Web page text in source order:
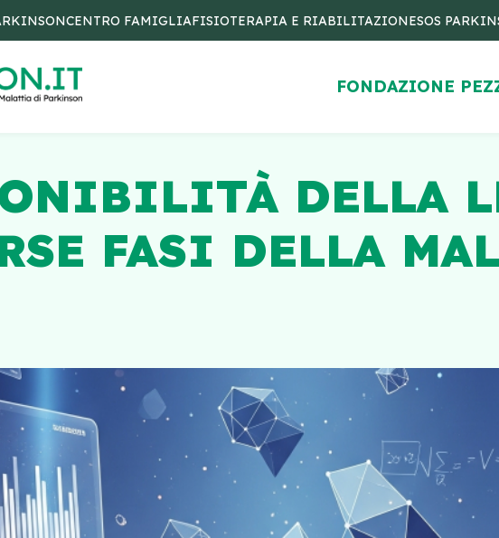
CENTRO FAMIGLIAFISIOTERAPIA E RIABILITAZIONESOS
FONDAZIONE
DELLA
FASI DELLA